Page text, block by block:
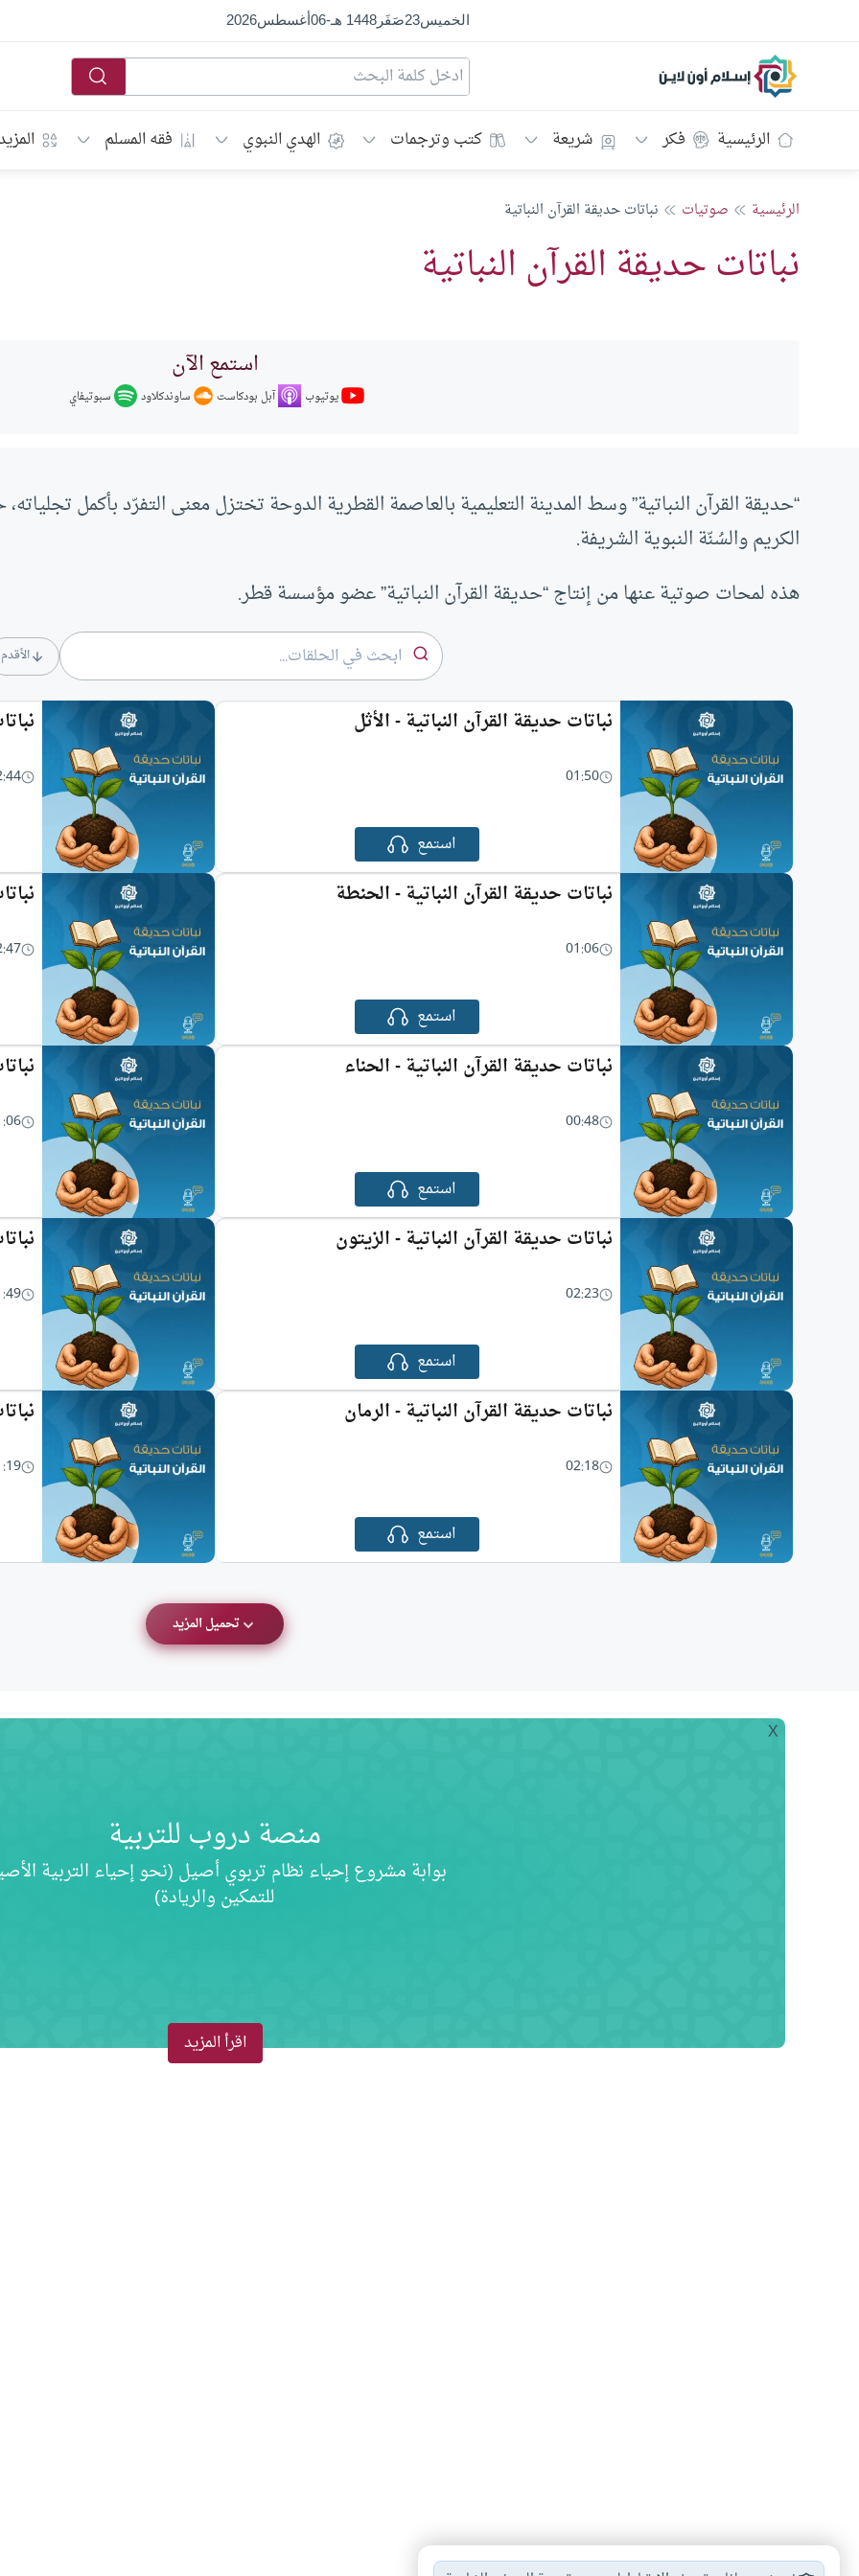
الخميس23صَفَر1448 هـ -
06أغسطس2026
إسلام أون لاين
الرئيسية فكر شريعة كتب وترجمات الهدي النبوي فقه المسلم
الرئيسية صوتيات نباتات حديقة القرآن النباتية
نباتات حديقة القرآن النباتية
استمع الآن
يوتيوب آبل بودكاست ساوندكلاود سبوتيفاي
“حديقة القرآن النباتية” وسط المدينة التعليمية بالعاصمة القطرية الدوحة تختزل معنى التفرّد بأكمل
الكريم والسُنّة النبوية الشريفة.
هذه لمحات صوتية عنها من إنتاج “حديقة القرآن النباتية” عضو مؤسسة قطر.
الأقدم
نباتات حديقة القرآن النباتية - الأثل
01:50
استمع
نباتات حديقة القرآن النباتية - الحنطة
01:06
استمع
نباتات حديقة القرآن النباتية - الحناء
00:48
استمع
نباتات حديقة القرآن النباتية - الزيتون
02:23
استمع
نباتات حديقة القرآن النباتية - الرمان
02:18
استمع
تحميل المزيد
X
منصة دروب للتربية
بوابة مشروع إحياء نظام تربوي أصيل (نحو إحياء التربية
للتمكين والريادة)
اقرأ المزيد